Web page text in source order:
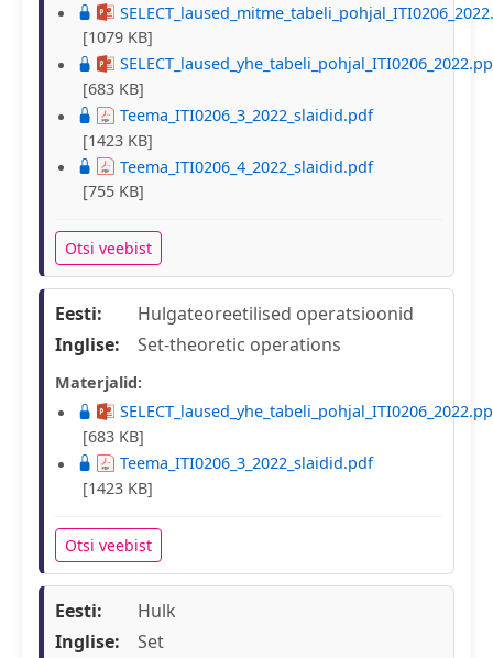
[1079 KB]
[683 KB]
Teema_ITI0206_3_2022_slaidid.pdf
[1423 KB]
Teema_ITI0206_4_2022_slaidid.pdf
[755 KB]
Otsi veebist
Eesti:
Hulgateoreetilised operatsioonid
Inglise:
Set-theoretic operations
Materjalid:
[683 KB]
Teema_ITI0206_3_2022_slaidid.pdf
[1423 KB]
Otsi veebist
Eesti:
Hulk
Inglise:
Set